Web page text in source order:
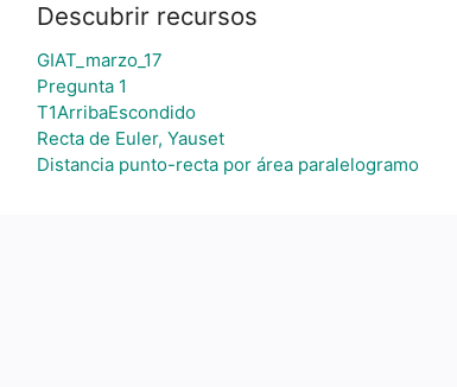
Descubrir recursos
GIAT_marzo_17
Pregunta 1
T1ArribaEscondido
Recta de Euler, Yauset
Distancia punto-recta por área paralelogramo